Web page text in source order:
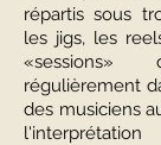
répartis sous
les jigs, les
régulièrement
des musiciens